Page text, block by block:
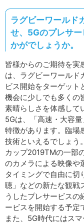
ラグビーワールド
せ、5Gのプレサ
かがでしょうか。
皆様からのご期待を実
は、ラグビーワールド
ビス開始をターゲット
機会に少しでも多くの
素晴らしさを体感して
5Gは、「高速・大容
特徴があります。臨場
技術といえるでしょう
カップ2019TMの一部
のカメラによる映像や
タイミングで自由に切
聴」などの新たな観戦
うしたプレサービス
ービスを開始する予定
また、5G時代にはス